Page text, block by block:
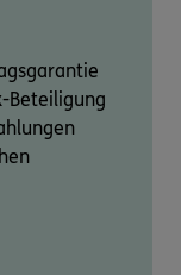
Beteiligung